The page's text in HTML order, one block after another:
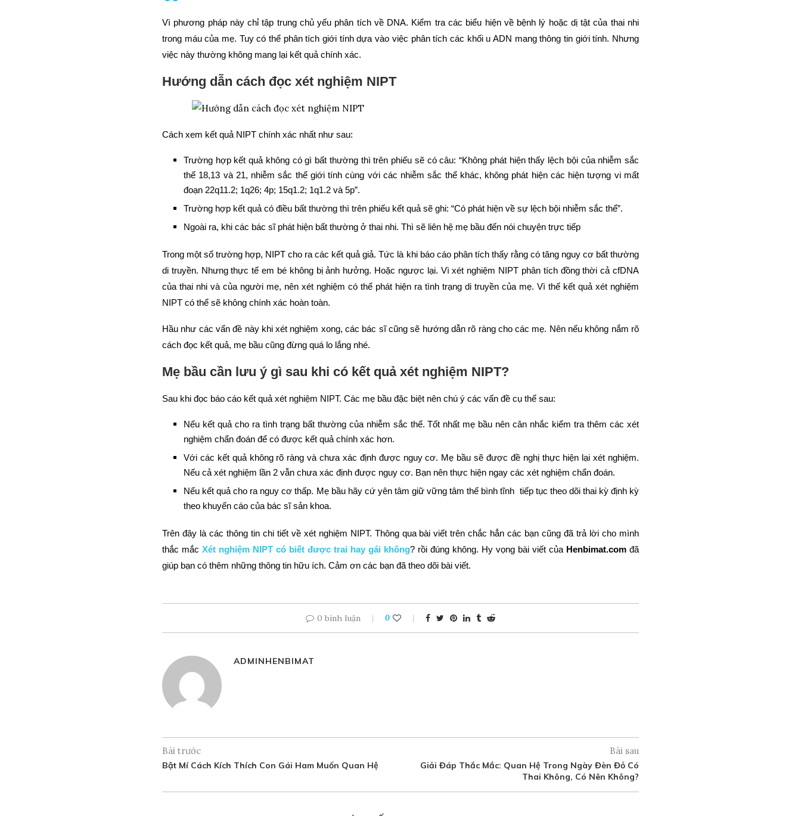
Vì phương pháp này chỉ tập trung chủ yếu phân tích về DNA. Kiểm tra các biểu hiện về bệnh lý hoặc dị tật của thai nhi
trong máu của mẹ. Tuy có thể phân tích giới tính dựa vào việc phân tích các khối u ADN mang thông tin giới tính. Nhưng
việc này thường không mang lại kết quả chính xác.
Hướng dẫn cách đọc xét nghiệm NIPT
Cách xem kết quả NIPT chính xác nhất như sau:
Trường hợp kết quả không có gì bất thường thì trên phiếu sẽ có câu: “Không phát hiện thấy lệch bội của nhiễm sắc
thể 18,13 và 21, nhiễm sắc thể giới tính cùng với các nhiễm sắc thể khác, không phát hiện các hiện tượng vi mất
đoạn 22q11.2; 1q26; 4p; 15q1.2; 1q1.2 và 5p”.
Trường hợp kết quả có điều bất thường thì trên phiếu kết quả sẽ ghi: “Có phát hiện về sự lệch bội nhiễm sắc thể”.
Ngoài ra, khi các bác sĩ phát hiện bất thường ở thai nhi. Thì sẽ liên hệ mẹ bầu đến nói chuyện trực tiếp
Trong một số trường hợp, NIPT cho ra các kết quả giả. Tức là khi báo cáo phân tích thấy rằng có tăng nguy cơ bất thường
di truyền. Nhưng thực tế em bé không bị ảnh hưởng. Hoặc ngược lại. Vì xét nghiệm NIPT phân tích đồng thời cả cfDNA
của thai nhi và của người mẹ, nên xét nghiệm có thể phát hiện ra tình trạng di truyền của mẹ. Vì thế kết quả xét nghiệm
NIPT có thể sẽ không chính xác hoàn toàn.
Hầu như các vấn đề này khi xét nghiệm xong, các bác sĩ cũng sẽ hướng dẫn rõ ràng cho các mẹ. Nên nếu không nắm rõ
cách đọc kết quả, mẹ bầu cũng đừng quá lo lắng nhé.
Mẹ bầu cần lưu ý gì sau khi có kết quả xét nghiệm NIPT?
Sau khi đọc báo cáo kết quả xét nghiệm NIPT. Các mẹ bầu đặc biệt nên chú ý các vấn đề cụ thể sau:
Nếu kết quả cho ra tình trạng bất thường của nhiễm sắc thể. Tốt nhất mẹ bầu nên cân nhắc kiểm tra thêm các xét
nghiệm chẩn đoán để có được kết quả chính xác hơn.
Với các kết quả không rõ ràng và chưa xác định được nguy cơ. Mẹ bầu sẽ được đề nghị thực hiện lại xét nghiệm.
Nếu cả xét nghiệm lần 2 vẫn chưa xác định được nguy cơ. Bạn nên thực hiện ngay các xét nghiệm chẩn đoán.
Nếu kết quả cho ra nguy cơ thấp. Mẹ bầu hãy cứ yên tâm giữ vững tâm thế bình tĩnh tiếp tục theo dõi thai kỳ định kỳ
theo khuyến cáo của bác sĩ sản khoa.
Trên đây là các thông tin chi tiết về xét nghiệm NIPT. Thông qua bài viết trên chắc hẳn các bạn cũng đã trả lời cho mình
thắc mắc Xét nghiệm NIPT có biết được trai hay gái không? rồi đúng không. Hy vọng bài viết của Henbimat.com đã
giúp bạn có thêm những thông tin hữu ích. Cảm ơn các bạn đã theo dõi bài viết.
0 bình luận 0
ADMINHENBIMAT
Bài trước
Bật Mí Cách Kích Thích Con Gái Ham Muốn Quan Hệ
Bài sau
Giải Đáp Thắc Mắc: Quan Hệ Trong Ngày Đèn Đỏ Có
Thai Không, Có Nên Không?